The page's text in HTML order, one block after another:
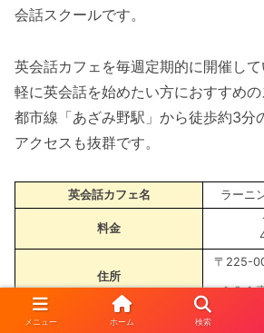
会話スクールです。
英会話カフェを毎週定期的に開催し
軽に英会話を始めたい方におすすめ
都市線「あざみ野駅」から徒歩約3分
アクセスも抜群です。
英会話カフェ名 ラーニ
料金
住所
〒225-
1-9-1
メニュー ホーム 検索